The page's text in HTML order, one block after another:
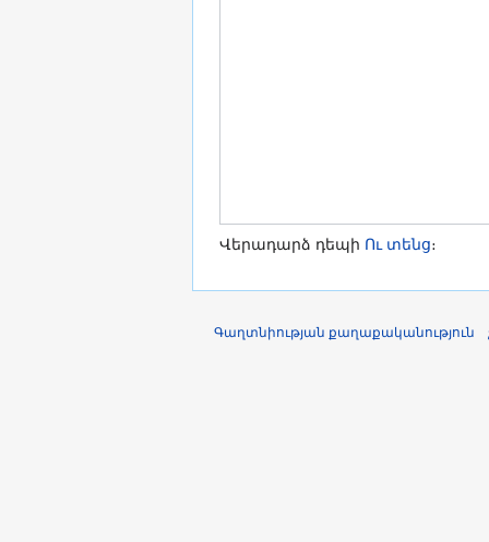
Վերադարձ դեպի Ու տենց։
Գաղտնիության քաղաքականություն